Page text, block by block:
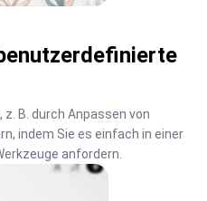
B. durch Anpassen von
indem Sie es einfach in einer
anfordern.